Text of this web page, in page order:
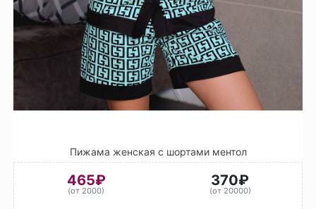
Пижама женская с шортами ментол
465₽
(от 2000)
370₽
(от 20000)